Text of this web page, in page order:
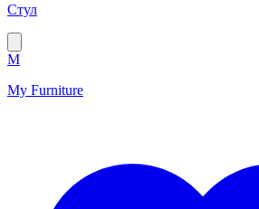
Стул
M
My Furniture